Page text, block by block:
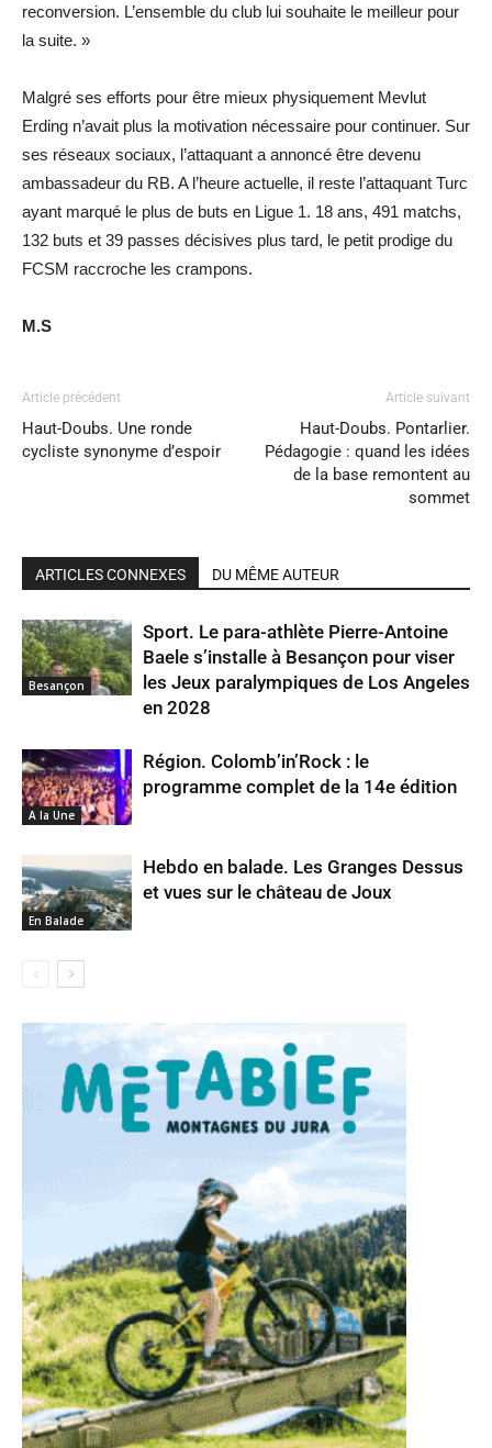
reconversion. L’ensemble du club lui souhaite le meilleur pour
la suite. »
Malgré ses efforts pour être mieux physiquement Mevlut
Erding n’avait plus la motivation nécessaire pour continuer. Sur
ses réseaux sociaux, l’attaquant a annoncé être devenu
ambassadeur du RB. A l’heure actuelle, il reste l’attaquant Turc
ayant marqué le plus de buts en Ligue 1. 18 ans, 491 matchs,
132 buts et 39 passes décisives plus tard, le petit prodige du
FCSM raccroche les crampons.
M.S
Article précédent
Haut-Doubs. Une ronde
cycliste synonyme d’espoir
Article suivant
Haut-Doubs. Pontarlier.
Pédagogie : quand les idées
de la base remontent au
sommet
ARTICLES CONNEXES DU MÊME AUTEUR
Besançon
Sport. Le para-athlète Pierre-Antoine
Baele s’installe à Besançon pour viser
les Jeux paralympiques de Los Angeles
en 2028
A la Une
Région. Colomb’in’Rock : le
programme complet de la 14e édition
En Balade
Hebdo en balade. Les Granges Dessus
et vues sur le château de Joux